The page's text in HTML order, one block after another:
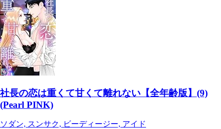
社長の恋は重くて甘くて離れない【全年齢版】(9)
(Pearl PINK)
ソダン, スンサク, ビーディージー, アイド